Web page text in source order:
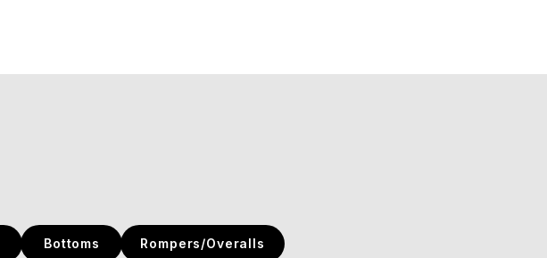
Bottoms Rompers/Overalls